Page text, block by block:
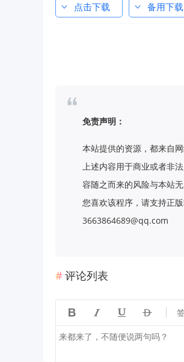
点击下载 备用下载
免责声明：
本站提供的资源，都来自
上述内容用于商业或者非
容随之而来的风险与本站
您喜欢该程序，请支持正
3663864689@qq.com
评论列表
   